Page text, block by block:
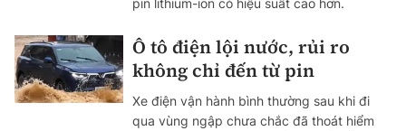
pin lithium-ion có hiệu suất cao hơn.
Ô tô điện lội nước, rủi ro
không chỉ đến từ pin
Xe điện vận hành bình thường sau khi đi
qua vùng ngập chưa chắc đã thoát hiểm